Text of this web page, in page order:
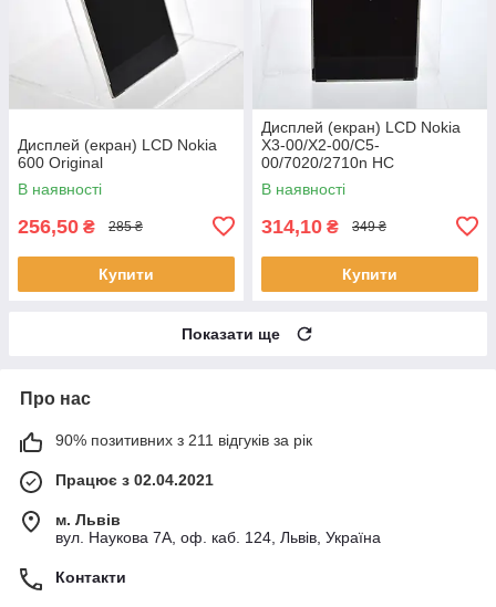
Дисплей (екран) LCD Nokia
600 Original
В наявності
256,50 ₴ 285 ₴
Купити
Дисплей (екран) LCD Nokia
X3-00/X2-00/C5-
00/7020/2710n HC
В наявності
314,10 ₴ 349 ₴
Купити
Показати ще
Про нас
90% позитивних з 211 відгуків за рік
Працює з 02.04.2021
м. Львів
вул. Наукова 7А, оф. каб. 124, Львів, Україна
Контакти